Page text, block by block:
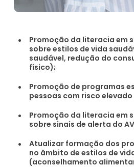
Promoção da literacia em
sobre estilos de vida
saudável, redução do
físico);
Promoção de programas
pessoas com risco elevado
Promoção da literacia em
sobre sinais de alerta do
Atualizar formação dos
no âmbito de estilos de
(aconselhamento